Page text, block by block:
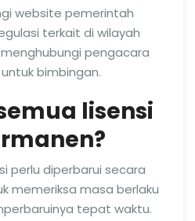
website pemerintah
terkait di wilayah
pengacara
bimbingan.
lisensi
perlu diperbarui secara
memeriksa masa berlaku
tepat waktu.